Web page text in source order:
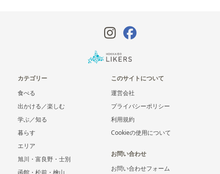
カテゴリー
食べる
出かける／楽しむ
学ぶ／知る
暮らす
エリア
旭川・富良野・士別
このサイトについて
運営会社
プライバシーポリシー
利用規約
Cookieの使用について
お問い合わせ
お問い合わせフォーム